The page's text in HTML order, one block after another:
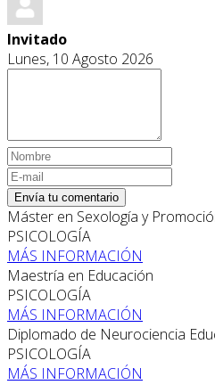
Invitado
Lunes, 10 Agosto 2026
Envía tu comentario
Máster en Sexología y
PSICOLOGÍA
MÁS INFORMACIÓN
Maestría en Educación
PSICOLOGÍA
MÁS INFORMACIÓN
Diplomado de Neurociencia
PSICOLOGÍA
MÁS INFORMACIÓN